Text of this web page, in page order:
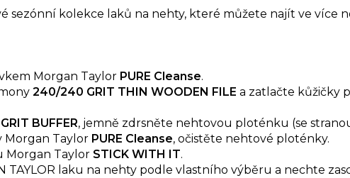
sezónní kolekce laků na nehty, které můžete najít ve více
Morgan Taylor PURE Cleanse.
240/240 GRIT THIN WOODEN FILE a zatlačte kůžičky
BUFFER, jemně zdrsněte nehtovou ploténku (se
Morgan Taylor PURE Cleanse, očistěte nehtové ploténky.
Taylor STICK WITH IT.
TAYLOR laku na nehty podle vlastního výběru a nechte